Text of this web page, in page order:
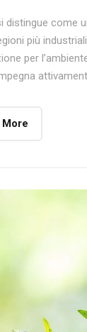
distingue come
più
per
More